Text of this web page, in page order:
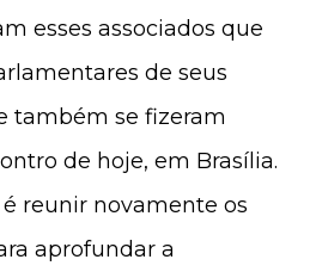
esses associados que
de seus
também se fizeram
de hoje, em Brasília.
reunir novamente os
aprofundar a